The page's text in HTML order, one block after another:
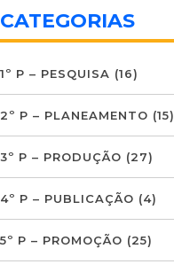
CATEGORIAS
1º P – PESQUISA (16)
2º P – PLANEAMENTO (15)
3º P – PRODUÇÃO (27)
4º P – PUBLICAÇÃO (4)
5º P – PROMOÇÃO (25)